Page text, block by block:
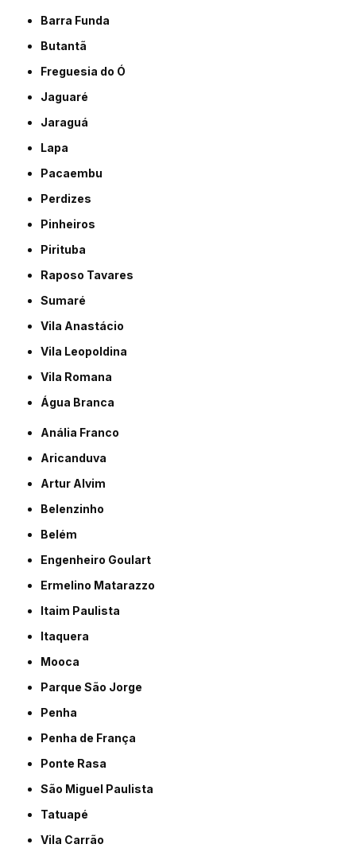
Barra Funda
Butantã
Freguesia do Ó
Jaguaré
Jaraguá
Lapa
Pacaembu
Perdizes
Pinheiros
Pirituba
Raposo Tavares
Sumaré
Vila Anastácio
Vila Leopoldina
Vila Romana
Água Branca
Anália Franco
Aricanduva
Artur Alvim
Belenzinho
Belém
Engenheiro Goulart
Ermelino Matarazzo
Itaim Paulista
Itaquera
Mooca
Parque São Jorge
Penha
Penha de França
Ponte Rasa
São Miguel Paulista
Tatuapé
Vila Carrão